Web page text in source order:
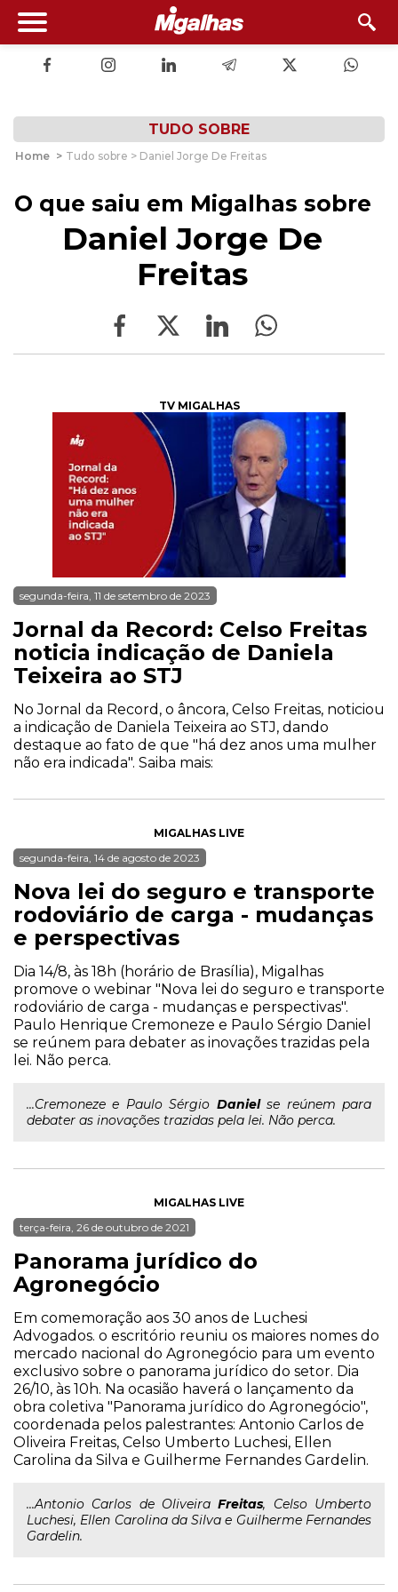
TUDO SOBRE
Home > Tudo sobre > Daniel Jorge De Freitas
O que saiu em Migalhas sobre
Daniel Jorge De
Freitas
TV MIGALHAS
segunda-feira, 11 de setembro de 2023
Jornal da Record: Celso Freitas
noticia indicação de Daniela
Teixeira ao STJ
No Jornal da Record, o âncora, Celso Freitas, noticiou
a indicação de Daniela Teixeira ao STJ, dando
destaque ao fato de que "há dez anos uma mulher
não era indicada". Saiba mais:
MIGALHAS LIVE
segunda-feira, 14 de agosto de 2023
Nova lei do seguro e transporte
rodoviário de carga - mudanças
e perspectivas
Dia 14/8, às 18h (horário de Brasília), Migalhas
promove o webinar "Nova lei do seguro e transporte
rodoviário de carga - mudanças e perspectivas".
Paulo Henrique Cremoneze e Paulo Sérgio Daniel
se reúnem para debater as inovações trazidas pela
lei. Não perca.
...Cremoneze e Paulo Sérgio Danielse reúnem para
debater as inovações trazidas pela lei. Não perca.
MIGALHAS LIVE
terça-feira, 26 de outubro de 2021
Panorama jurídico do
Agronegócio
Em comemoração aos 30 anos de Luchesi
Advogados. o escritório reuniu os maiores nomes do
mercado nacional do Agronegócio para um evento
exclusivo sobre o panorama jurídico do setor. Dia
26/10, às 10h. Na ocasião haverá o lançamento da
obra coletiva "Panorama jurídico do Agronegócio",
coordenada pelos palestrantes: Antonio Carlos de
Oliveira Freitas, Celso Umberto Luchesi, Ellen
Carolina da Silva e Guilherme Fernandes Gardelin.
...Antonio Carlos de OliveiraFreitas, Celso Umberto
Luchesi, Ellen Carolina da Silva e Guilherme Fernandes
Gardelin.